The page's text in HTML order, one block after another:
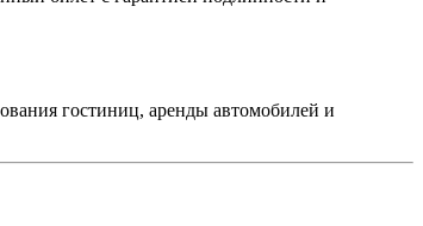
гостиниц, аренды автомобилей и